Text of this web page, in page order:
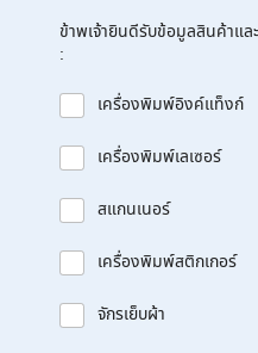
ข้าพเจ้ายินดีรับข้อมูลสินค้าแล
:
เครื่องพิมพ์อิงค์แท็งก์
เครื่องพิมพ์เลเซอร์
สแกนเนอร์
เครื่องพิมพ์สติกเกอร์
จักรเย็บผ้า